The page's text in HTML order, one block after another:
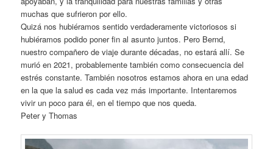
muchas que sufrieron por ello.
Quizá nos hubiéramos sentido verdaderamente victoriosos si
hubiéramos podido poner fin al asunto juntos. Pero Bernd,
nuestro compañero de viaje durante décadas, no estará allí. Se
murió en 2021, probablemente también como consecuencia del
estrés constante. También nosotros estamos ahora en una edad
en la que la salud es cada vez más importante. Intentaremos
vivir un poco para él, en el tiempo que nos queda.
Peter y Thomas